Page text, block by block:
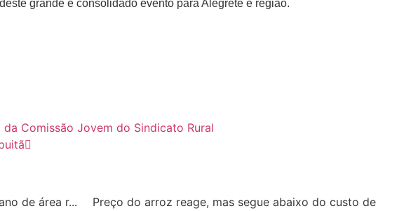
grande e consolidado evento para Alegrete e região.
Comissão Jovem do Sindicato Rural
de área r...
Preço do arroz reage, mas segue abaixo do custo de